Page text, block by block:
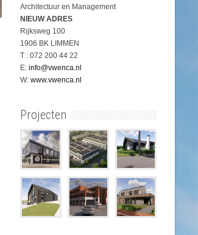
Architectuur en Management
NIEUW ADRES
Rijksweg 100
1906 BK LIMMEN
T : 072 200 44 22
E:info@vwenca.nl
W:www.vwenca.nl
Projecten